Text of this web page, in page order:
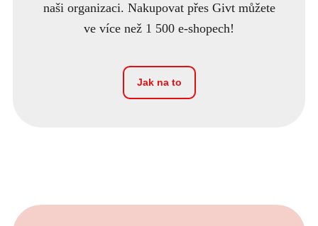
naši organizaci. Nakupovat přes Givt můžete
ve více než 1 500 e-shopech!
Jak na to